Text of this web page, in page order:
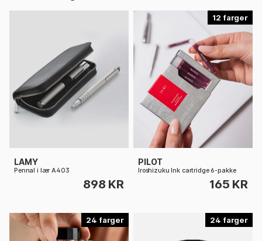
LAMY
Pennal i lær A403
898 KR
12
PILOT
Iroshizuku Ink cartridge 6-pakke
165 KR
24 24